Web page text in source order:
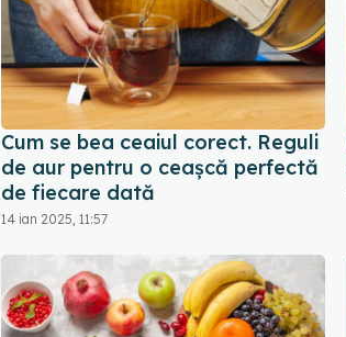
Cum se bea ceaiul corect. Reguli
de aur pentru o ceașcă perfectă
de fiecare dată
14 ian 2025, 11:57